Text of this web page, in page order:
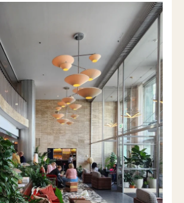
Svetová
kvalita
jedálni,
pekárni
aj
na
streche
mesta”